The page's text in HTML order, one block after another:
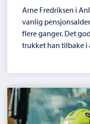
Arne Fredriksen i
vanlig
flere ganger. Det
trukket han tilbake i